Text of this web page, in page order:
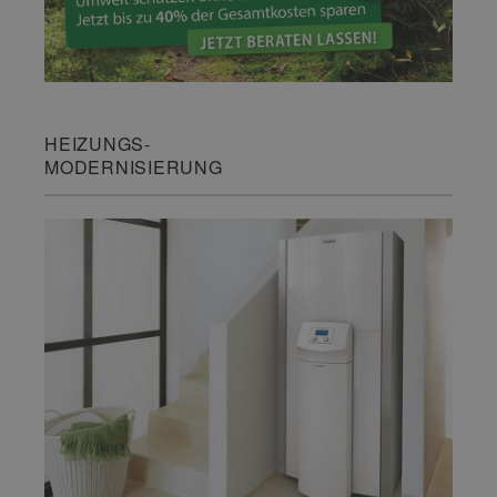
HEIZUNGS-
MODERNISIERUNG